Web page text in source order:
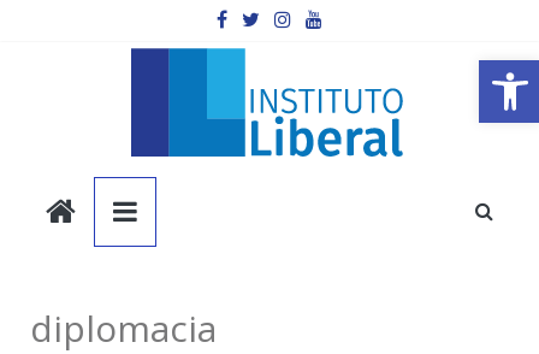
Barra de Ferramentas Aberta
Instituto
Liberal
Você
é
diplomacia